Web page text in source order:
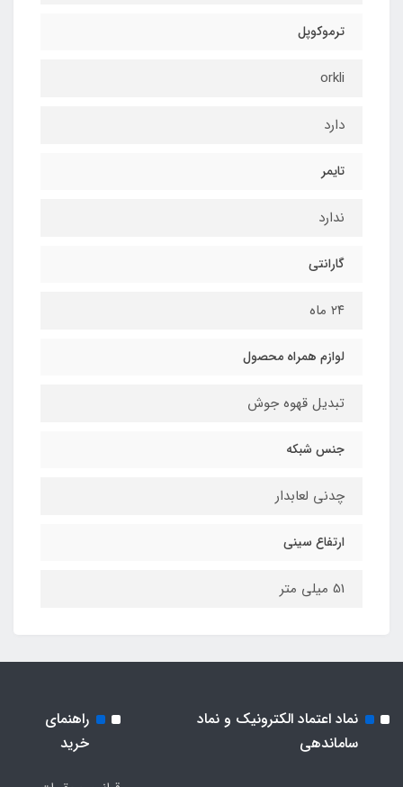
ترموکوپل
orkli
دارد
تایمر
ندارد
گارانتی
٢٤ ماه
لوازم همراه محصول
تبدیل قهوه جوش
جنس شبکه
چدنی لعابدار
ارتفاع سینی
51 میلی متر
نماد اعتماد الکترونیک و نماد
ساماندهی
راهنمای
خرید